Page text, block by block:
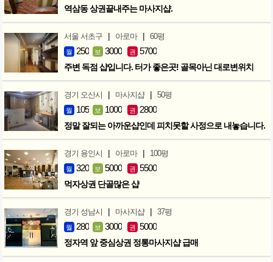
역삼동 상권끝내주는 마사지샵.
서울 서초구 | 아로마 | 60평
월 250 보 3000 권 5700
주변 독점 샵입니다. 터가 좋은곳! 골목아닌 대로변위치
경기 오산시 | 마사지샵 | 50평
월 105 보 1000 권 2800
정말 잘되는 아까운샵인데 피치못할 사정으로 내놓습니다.
경기 용인시 | 아로마 | 100평
월 320 보 5000 권 5500
먹자상권 단골많은 샵
경기 성남시 | 마사지샵 | 37평
월 280 보 3000 권 5000
정자역 앞 중심상권 정통마사지샵 급매